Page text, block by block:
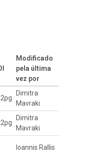
Modificado
pela última
vez por
Dimitra
Mavraki
Dimitra
Mavraki
Ioannis Rallis